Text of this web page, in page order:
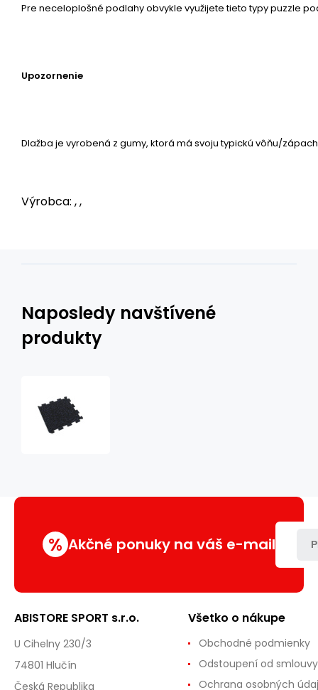
Pre neceloplošné podlahy obvykle využijete tieto typy puzzle
Upozornenie
Dlažba je vyrobená z gumy, ktorá má svoju typickú vôňu/
Výrobca: , ,
Naposledy navštívené
produkty
x
0,8
% Akčné ponuky na váš e-mail
ABISTORE SPORT s.r.o.
U Cihelny 230/3
74801 Hlučín
Česká Republika
Všetko o nákupe
Obchodné podmienky
Odstoupení od smlouvy
Ochrana osobných